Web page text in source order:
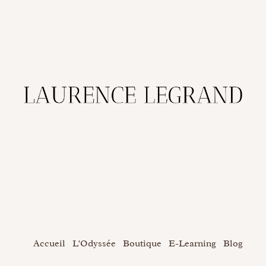
Accueil L'Odyssée Boutique E-Learning Blog